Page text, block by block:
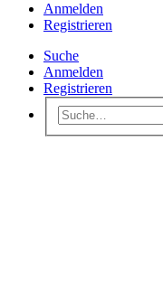
Anmelden
Registrieren
Suche
Anmelden
Registrieren